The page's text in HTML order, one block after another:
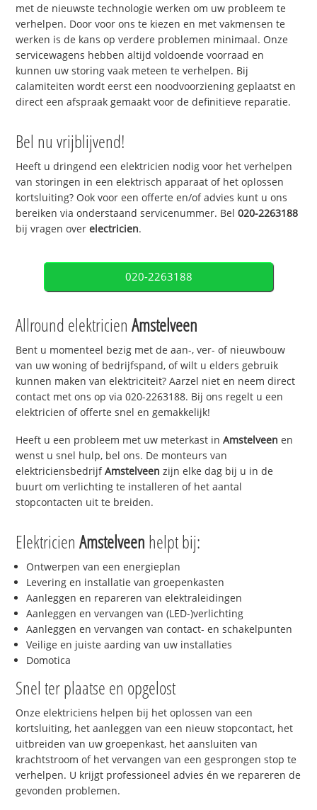
met de nieuwste technologie werken om uw probleem te
verhelpen. Door voor ons te kiezen en met vakmensen te
werken is de kans op verdere problemen minimaal. Onze
servicewagens hebben altijd voldoende voorraad en
kunnen uw storing vaak meteen te verhelpen. Bij
calamiteiten wordt eerst een noodvoorziening geplaatst en
direct een afspraak gemaakt voor de definitieve reparatie.
Bel nu vrijblijvend!
Heeft u dringend een elektricien nodig voor het verhelpen
van storingen in een elektrisch apparaat of het oplossen
kortsluiting? Ook voor een offerte en/of advies kunt u ons
bereiken via onderstaand servicenummer. Bel020-2263188
bij vragen overelectricien.
020-2263188
Allround elektricienAmstelveen
Bent u momenteel bezig met de aan-, ver- of nieuwbouw
van uw woning of bedrijfspand, of wilt u elders gebruik
kunnen maken van elektriciteit? Aarzel niet en neem direct
contact met ons op via 020-2263188. Bij ons regelt u een
elektricien of offerte snel en gemakkelijk!
Heeft u een probleem met uw meterkast inAmstelveen en
wenst u snel hulp, bel ons. De monteurs van
elektriciensbedrijfAmstelveen zijn elke dag bij u in de
buurt om verlichting te installeren of het aantal
stopcontacten uit te breiden.
ElektricienAmstelveen helpt bij:
Ontwerpen van een energieplan
Levering en installatie van groepenkasten
Aanleggen en repareren van elektraleidingen
Aanleggen en vervangen van (LED-)verlichting
Aanleggen en vervangen van contact- en schakelpunten
Veilige en juiste aarding van uw installaties
Domotica
Snel ter plaatse en opgelost
Onze elektriciens helpen bij het oplossen van een
kortsluiting, het aanleggen van een nieuw stopcontact, het
uitbreiden van uw groepenkast, het aansluiten van
krachtstroom of het vervangen van een gesprongen stop te
verhelpen. U krijgt professioneel advies én we repareren de
gevonden problemen.